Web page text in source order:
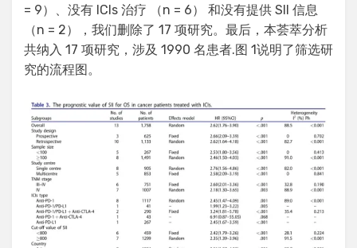
= 9）、没有 ICIs 治疗 （n = 6） 和没有提供 SII 信息
（n = 2），我们删除了 17 项研究。最后，本荟萃分析
共纳入 17 项研究，涉及 1990 名患者.图 1说明了筛选研
究的流程图。